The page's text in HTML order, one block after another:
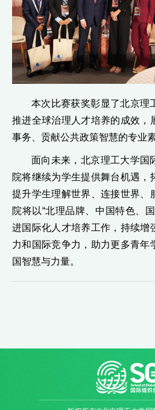
本次比赛获奖彰显了北京理
推进全球治理人才培养的成效，
事务、贡献公共政策智慧的专业
面向未来，北京理工大学国
院将继续为学生提供舞台机遇，
提升学生理解世界、连接世界、
院将以“北理品牌、中国特色、
进国际化人才培养工作，持续增
力和国际竞争力，助力更多青年
国智慧与力量。